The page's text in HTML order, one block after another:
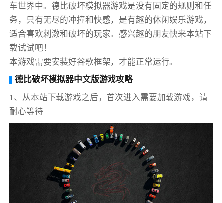
车世界中。德比破坏模拟器游戏是没有固定的规则和任
务，只有无尽的冲撞和快感，是有趣的休闲娱乐游戏，
适合喜欢刺激和破坏的玩家。感兴趣的朋友快来本站下
载试试吧！
本游戏需要安装好谷歌框架，才能正常运行。
德比破坏模拟器中文版游戏攻略
1、从本站下载游戏之后，首次进入需要加载游戏，请
耐心等待